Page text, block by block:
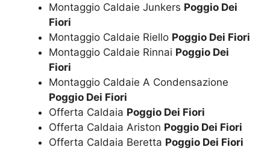
Montaggio Caldaie Junkers Poggio Dei
Fiori
Montaggio Caldaie Riello Poggio Dei Fiori
Montaggio Caldaie Rinnai Poggio Dei
Fiori
Montaggio Caldaie A Condensazione
Poggio Dei Fiori
Offerta Caldaia Poggio Dei Fiori
Offerta Caldaia Ariston Poggio Dei Fiori
Offerta Caldaia Beretta Poggio Dei Fiori